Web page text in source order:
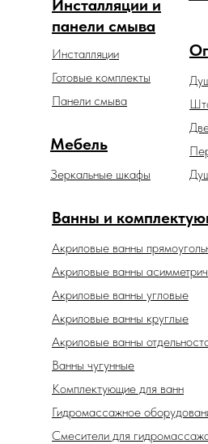
Ванны и
Акриловые ванны
Зеркальные шкафы
Мебель
Акриловые ванны
Акриловые ванны
Акриловые ванны угловые
Акриловые ванны круглые
Ванны чугунные
Комплектующие для ванн
Гидромассажное
Смесители для
Инсталляции и
панели смыва
Инсталляции
Готовые комплекты
Панели смыва